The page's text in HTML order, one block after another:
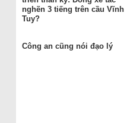
nghẽn 3 tiếng trên cầu Vĩnh
Tuy?
Công an cũng nói đạo lý